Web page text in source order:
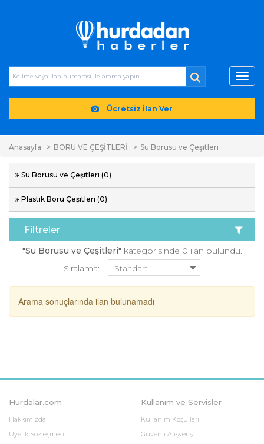
Ücretsiz İlan Ver
Anasayfa BORU VE ÇEŞİTLERİ Su Borusu ve Çeşitleri
Su Borusu ve Çeşitleri (0)
Plastik Boru Çeşitleri (0)
Filtreler
"Su Borusu ve Çeşitleri" kategorisinde 0 ilan bulundu.
Sıralama:
Arama sonuçlarında ilan bulunamadı
Hurdalar.com
Hakkımızda
Üyelik Sözleşmesi
Kullanım ve Servisler
Kullanım Koşulları
Güvenli Alışveriş